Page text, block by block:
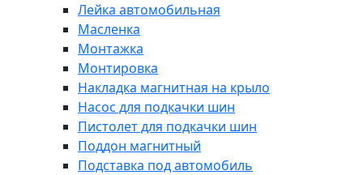
Лейка автомобильная
Масленка
Монтажка
Монтировка
Накладка магнитная на крыло
Насос для подкачки шин
Пистолет для подкачки шин
Поддон магнитный
Подставка под автомобиль